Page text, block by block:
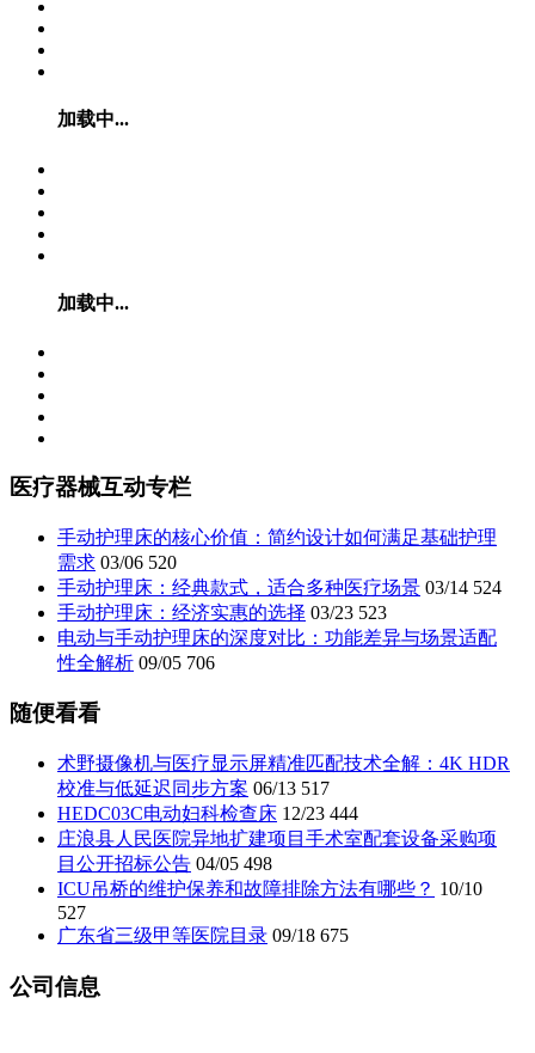
加载中...
加载中...
医疗器械互动专栏
手动护理床的核心价值：简约设计如何满足基础护理
需求 03/06 520
手动护理床：经典款式，适合多种医疗场景 03/14 524
手动护理床：经济实惠的选择 03/23 523
电动与手动护理床的深度对比：功能差异与场景适配
性全解析 09/05 706
随便看看
术野摄像机与医疗显示屏精准匹配技术全解：4K HDR
校准与低延迟同步方案 06/13 517
HEDC03C电动妇科检查床 12/23 444
庄浪县人民医院异地扩建项目手术室配套设备采购项
目公开招标公告 04/05 498
ICU吊桥的维护保养和故障排除方法有哪些？ 10/10
527
广东省三级甲等医院目录 09/18 675
公司信息